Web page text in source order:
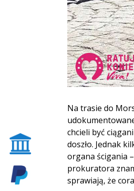
Na trasie do
chcieli być
doszło. Jednak
organa ścigania
prokuratora
sprawiają, że